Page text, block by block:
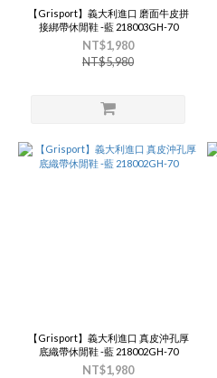
【Grisport】義大利進口 磨面牛皮拼
接綁帶休閒鞋 -藍 218003GH-70
NT$1,980
NT$5,980
【Grisport】義大利進口 真皮沖孔厚
底織帶休閒鞋 -藍 218002GH-70
NT$1,980